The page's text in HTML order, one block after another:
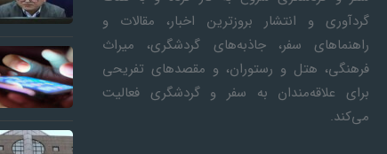
ی
گردآوری و انتشار بروزترین اخبار، مقالات و
راهنماهای سفر، جاذبه‌های گردشگری، میراث
فرهنگی، هتل و رستوران، و مقصدهای تفریحی
برای علاقه‌مندان به سفر و گردشگری فعالیت
می‌کند.
ناشران به انتشار جزئیات هزینه‌کرد
اولتیماتوم به